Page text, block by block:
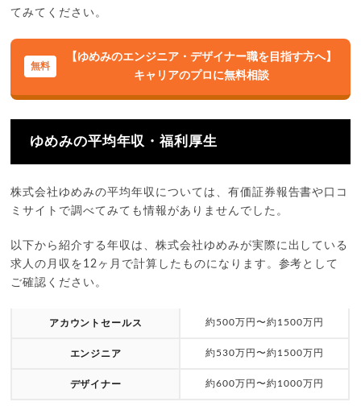
てみてください。
【ゆめみのエンジニア・デザイナー職を目指す方へ】
キャリアのプロに無料相談
ゆめみの平均年収・福利厚生
株式会社ゆめみの平均年収については、有価証券報告書や口コ
ミサイトで調べてみても情報がありませんでした。
以下から紹介する年収は、株式会社ゆめみが実際に出している
求人の月収を12ヶ月で計算したものになります。参考として
ご確認ください。
アカウントセールス 約500万円〜約1500万円
エンジニア 約530万円〜約1500万円
デザイナー 約600万円〜約1000万円